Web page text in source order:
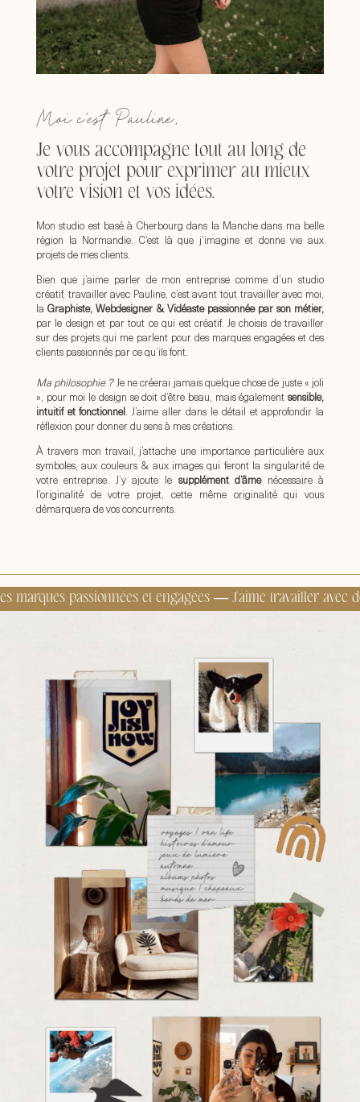
Moi c’est Pauline,
Je vous accompagne tout au long de
votre projet pour exprimer au mieux
votre vision et vos idées.
Mon studio est basé à Cherbourg dans la Manche dans ma belle
région la Normandie. C’est là que j’imagine et donne vie aux
projets de mes clients.
Bien que j’aime parler de mon entreprise comme d’un studio
créatif, travailler avec Pauline, c’est avant tout travailler avec moi,
la Graphiste, Webdesigner & Vidéaste passionnée par son métier,
par le design et par tout ce qui est créatif. Je choisis de travailler
sur des projets qui me parlent pour des marques engagées et des
clients passionnés par ce qu’ils font.
Ma philosophie ?Je ne créerai jamais quelque chose de juste « joli
», pour moi le design se doit d’être beau, mais égalementsensible,
intuitif et fonctionnel
. J’aime aller dans le détail et approfondir la
réflexion pour donner du sens à mes créations.
À travers mon travail, j’attache une importance particulière aux
symboles, aux couleurs & aux images qui feront la singularité de
votre entreprise. J’y ajoute le supplément d’âmenécessaire à
l’originalité de votre projet, cette même originalité qui vous
démarquera de vos concurrents.
passionnées et engagées —J'aime travailler avec